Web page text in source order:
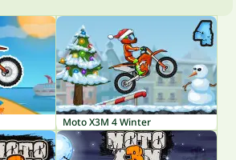
Moto X3M 4 Winter